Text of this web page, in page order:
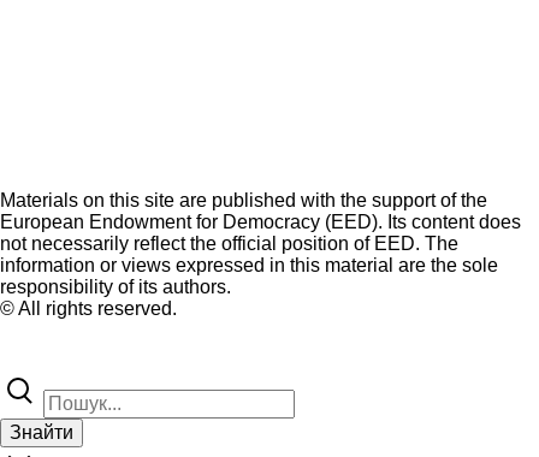
Materials on this site are published with the support of the
European Endowment for Democracy (EED). Its content does
not necessarily reflect the official position of EED. The
information or views expressed in this material are the sole
responsibility of its authors.
© All rights reserved.
Знайти